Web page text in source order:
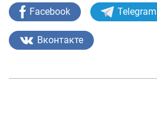
Facebook Telegram
Вконтакте